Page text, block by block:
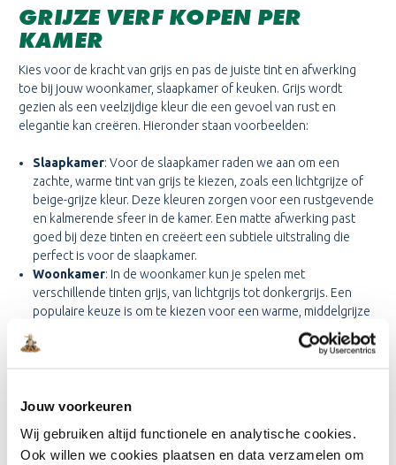
Jouw voorkeuren
Wij gebruiken altijd functionele en analytische cookies.
Ook willen we cookies plaatsen en data verzamelen om
GRIJZE VERF KOPEN PER
KAMER
Kies voor de kracht van grijs en pas de juiste tint en afwerking
toe bij jouw woonkamer, slaapkamer of keuken. Grijs wordt
gezien als een veelzijdige kleur die een gevoel van rust en
elegantie kan creëren. Hieronder staan voorbeelden:
Slaapkamer: Voor de slaapkamer raden we aan om een
zachte, warme tint van grijs te kiezen, zoals een lichtgrijze of
beige-grijze kleur. Deze kleuren zorgen voor een rustgevende
en kalmerende sfeer in de kamer. Een matte afwerking past
goed bij deze tinten en creëert een subtiele uitstraling die
perfect is voor de slaapkamer.
Woonkamer: In de woonkamer kun je spelen met
verschillende tinten grijs, van lichtgrijs tot donkergrijs. Een
populaire keuze is om te kiezen voor een warme, middelgrijze
kleur met een zijdeglans afwerking. Dit creëert een gezellige
en comfortabele sfeer in de woonkamer en geeft de ruimte
koele, lichtgrijze tint met een glanzende afwerking. Dit creëert
ruimte een schone en moderne look.
Badkamer: In de badkamer kun je kiezen voor een donkere,